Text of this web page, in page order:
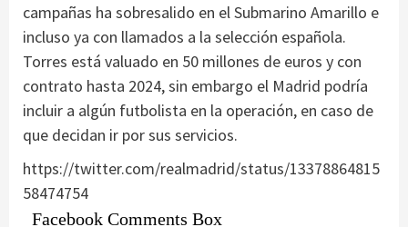
campañas ha sobresalido en el Submarino Amarillo e
incluso ya con llamados a la selección española.
Torres está valuado en 50 millones de euros y con
contrato hasta 2024, sin embargo el Madrid podría
incluir a algún futbolista en la operación, en caso de
que decidan ir por sus servicios.
https://twitter.com/realmadrid/status/13378864815
58474754
Facebook Comments Box